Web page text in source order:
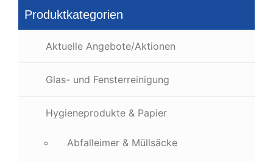
Produktkategorien
Aktuelle Angebote/Aktionen
Glas- und Fensterreinigung
Hygieneprodukte & Papier
Abfalleimer & Müllsäcke